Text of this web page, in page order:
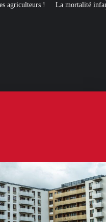
infantile : une misère bien